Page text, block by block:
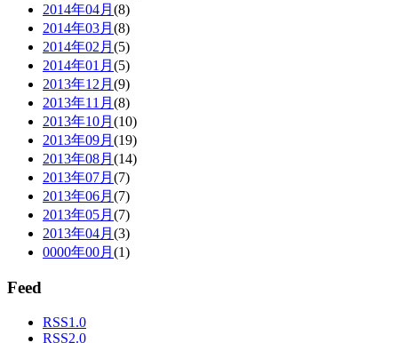
2014年04月 (8)
2014年03月 (8)
2014年02月 (5)
2014年01月 (5)
2013年12月 (9)
2013年11月 (8)
2013年10月 (10)
2013年09月 (19)
2013年08月 (14)
2013年07月 (7)
2013年06月 (7)
2013年05月 (7)
2013年04月 (3)
0000年00月 (1)
Feed
RSS1.0
RSS2.0